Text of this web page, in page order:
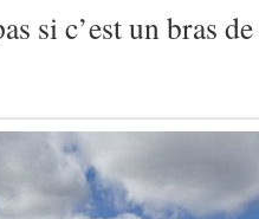
si c’est un bras